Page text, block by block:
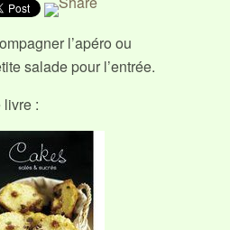
l’apéro ou
salade pour l’entrée.
livre :